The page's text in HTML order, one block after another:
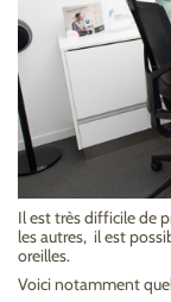
Il est très difficile de
les autres, il est
oreilles.
Voici notamment